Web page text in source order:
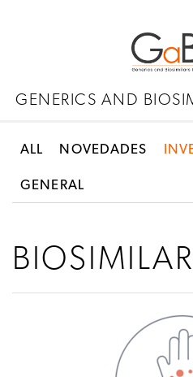
GENERICS AND
ALL NOVEDADES
GENERAL